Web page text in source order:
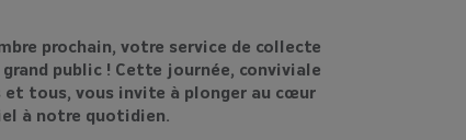
prochain, votre service de collecte
public ! Cette journée, conviviale
tous, vous invite à plonger au cœur
à notre quotidien.